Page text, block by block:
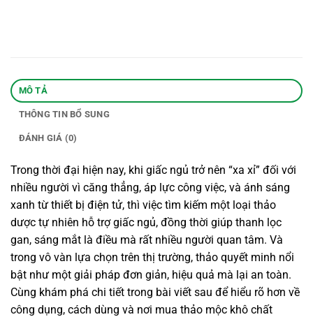
MÔ TẢ
THÔNG TIN BỔ SUNG
ĐÁNH GIÁ (0)
Trong thời đại hiện nay, khi giấc ngủ trở nên “xa xỉ” đối với
nhiều người vì căng thẳng, áp lực công việc, và ánh sáng
xanh từ thiết bị điện tử, thì việc tìm kiếm một loại thảo
dược tự nhiên hỗ trợ giấc ngủ, đồng thời giúp thanh lọc
gan, sáng mắt là điều mà rất nhiều người quan tâm. Và
trong vô vàn lựa chọn trên thị trường, thảo quyết minh nổi
bật như một giải pháp đơn giản, hiệu quả mà lại an toàn.
Cùng khám phá chi tiết trong bài viết sau để hiểu rõ hơn về
công dụng, cách dùng và nơi mua thảo mộc khô chất